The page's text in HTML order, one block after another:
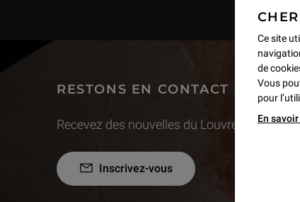
Ce site
de
Vous
pour
En
RESTONS EN CONTACT
Recevez des nouvelles du Louvre selon vos
Inscrivez-vous